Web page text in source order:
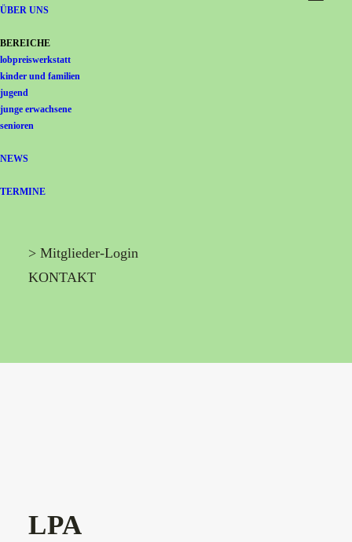
Gemeinschaft Immanuel
ÜBER UNS
BEREICHE
lobpreiswerkstatt
kinder und familien
jugend
junge erwachsene
senioren
NEWS
TERMINE
> Mitglieder-Login
KONTAKT
LPA